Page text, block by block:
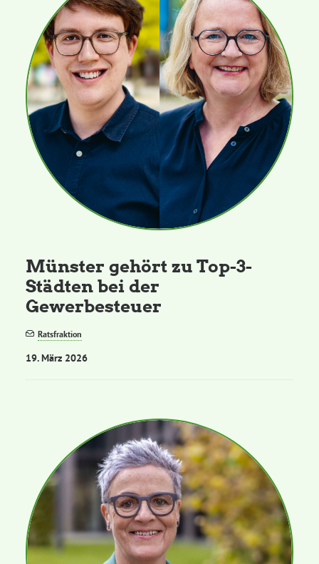
Münster gehört zu Top-3-
Städten bei der
Gewerbesteuer
Ratsfraktion
19. März 2026